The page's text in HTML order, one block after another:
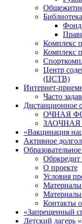
Библиотека
Фонд
Комплекс
Комплекс
Центр
(ЦСТВ)
Интернет-
Часто
Дистанционное
ОЧНАЯ
«Вакцинация
Активное
О проекте
Условия
Материалы
Материалы
Контакты
«Запрещенный
Детский лагерь